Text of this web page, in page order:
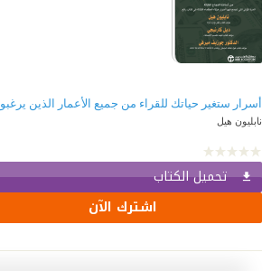
نابليون هيل
تحميل الكتاب
اشترك الآن